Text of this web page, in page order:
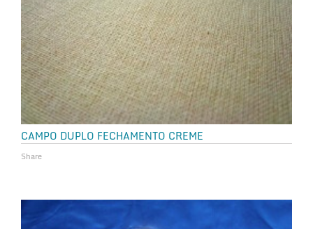
CAMPO DUPLO FECHAMENTO CREME
Share